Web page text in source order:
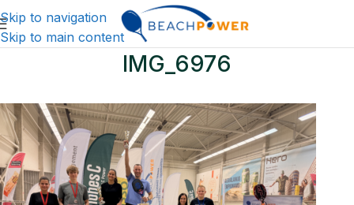
Skip to navigation
Skip to main content
IMG_6976